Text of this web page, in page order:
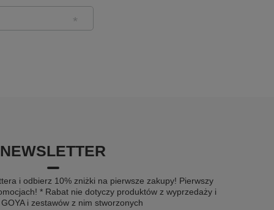
NEWSLETTER
i odbierz 10% zniżki na pierwsze zakupy! Pierwszy
* Rabat nie dotyczy produktów z wyprzedaży i
i zestawów z nim stworzonych